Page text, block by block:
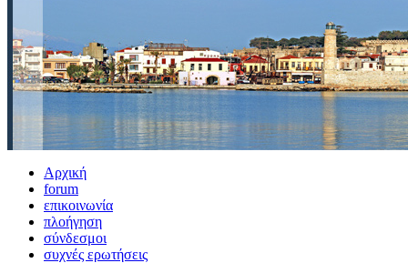
Αρχική
forum
επικοινωνία
πλοήγηση
σύνδεσμοι
συχνές ερωτήσεις